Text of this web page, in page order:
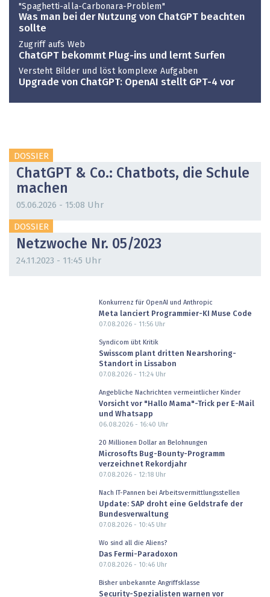
"Spaghetti-alla-Carbonara-Problem"
Was man bei der Nutzung von ChatGPT beachten
sollte
Zugriff aufs Web
ChatGPT bekommt Plug-ins und lernt Surfen
Versteht Bilder und löst komplexe Aufgaben
Upgrade von ChatGPT: OpenAI stellt GPT-4 vor
DOSSIER
ChatGPT & Co.: Chatbots, die Schule
machen
05.06.2026 - 15:08 Uhr
DOSSIER
Netzwoche Nr. 05/2023
24.11.2023 - 11:45 Uhr
Konkurrenz für OpenAI und Anthropic
Meta lanciert Programmier-KI Muse Code
07.08.2026 - 11:56Uhr
Syndicom übt Kritik
Swisscom plant dritten Nearshoring-
Standort in Lissabon
07.08.2026 - 11:24Uhr
Angebliche Nachrichten vermeintlicher Kinder
Vorsicht vor "Hallo Mama"-Trick per E-Mail
und Whatsapp
06.08.2026 - 16:40 Uhr
20 Millionen Dollar an Belohnungen
Microsofts Bug-Bounty-Programm
verzeichnet Rekordjahr
07.08.2026 - 12:18Uhr
Nach IT-Pannen bei Arbeitsvermittlungsstellen
Update: SAP droht eine Geldstrafe der
Bundesverwaltung
07.08.2026 - 10:45Uhr
Wo sind all die Aliens?
Das Fermi-Paradoxon
07.08.2026 - 10:46Uhr
Bisher unbekannte Angriffsklasse
Security-Spezialisten warnen vor